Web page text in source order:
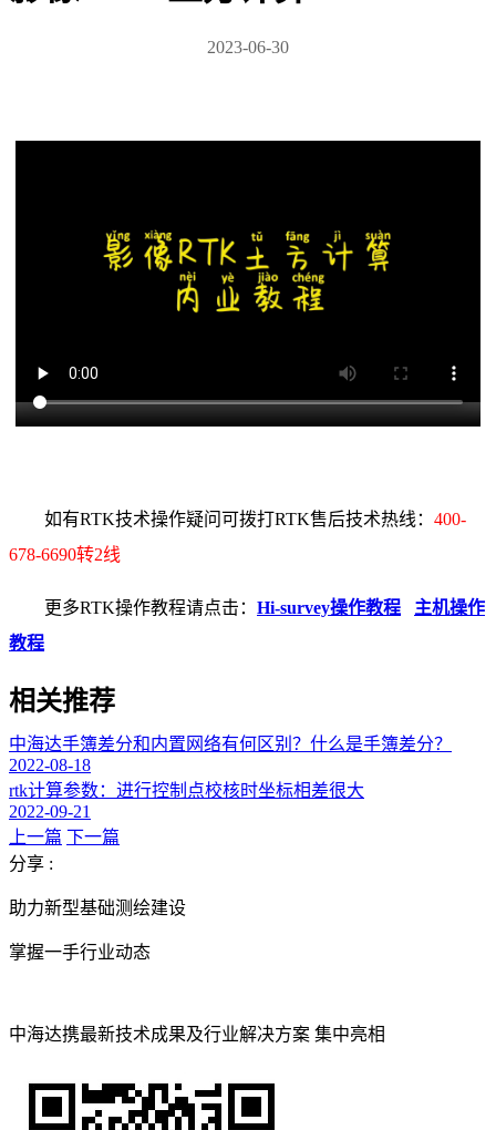
2023-06-30
如有RTK技术操作疑问可拨打RTK售后技术热线： 400-
678-6690转2线
更多RTK操作教程请点击： Hi-survey操作教程
主机操作
教程
相关推荐
中海达手簿差分和内置网络有何区别？什么是手簿差分？
2022-08-18
rtk计算参数：进行控制点校核时坐标相差很大
2022-09-21
上一篇 下一篇
分享 :
助力新型基础测绘建设
掌握一手行业动态
中海达携最新技术成果及行业解决方案 集中亮相